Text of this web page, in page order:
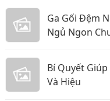
Ga Gối Đệm
Ngủ Ngon
Bí Quyết Giúp
Và Hiệu